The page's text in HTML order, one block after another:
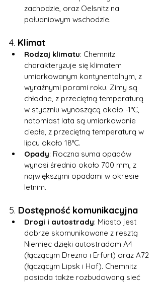
zachodzie, oraz Oelsnitz na
południowym wschodzie.
4. Klimat
Rodzaj klimatu: Chemnitz
charakteryzuje się klimatem
umiarkowanym kontynentalnym, z
wyraźnymi porami roku. Zimy są
chłodne, z przeciętną temperaturą
w styczniu wynoszącą około -1°C,
natomiast lata są umiarkowanie
ciepłe, z przeciętną temperaturą w
lipcu około 18°C.
Opady: Roczna suma opadów
wynosi średnio około 700 mm, z
największymi opadami w okresie
letnim.
5. Dostępność komunikacyjna
Drogi i autostrady: Miasto jest
dobrze skomunikowane z resztą
Niemiec dzięki autostradom A4
(łączącym Drezno i Erfurt) oraz A72
(łączącym Lipsk i Hof). Chemnitz
posiada także rozbudowaną sieć